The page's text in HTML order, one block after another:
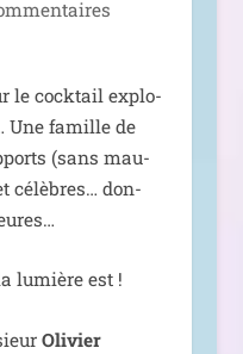
le cock­tail explo­
Une famille de
(sans mau­
célèbres… don­
lumière est !
Olivier